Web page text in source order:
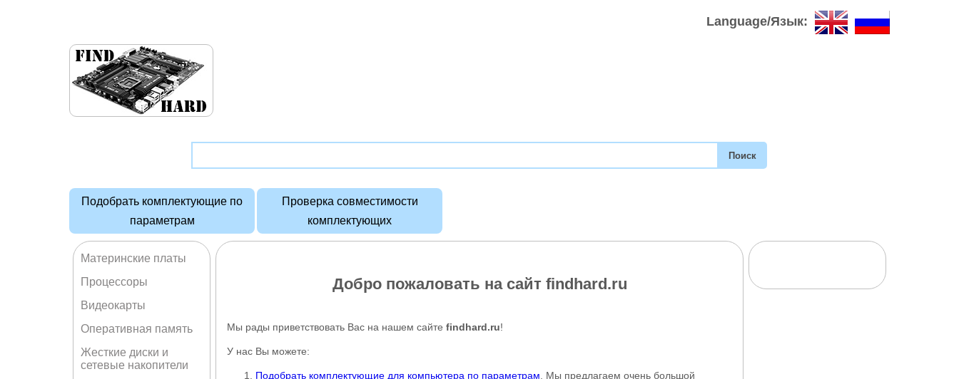
Language/Язык:
Подобрать комплектующие по
параметрам
Проверка совместимости
комплектующих
Добро пожаловать на сайт findhard.ru
Мы рады приветствовать Вас на нашем сайте findhard.ru!
У нас Вы можете:
Подобрать комплектующие для компьютера по параметрам . Мы предлагаем очень большой
Материнские платы
Процессоры
Видеокарты
Оперативная память
Жесткие диски и
сетевые накопители